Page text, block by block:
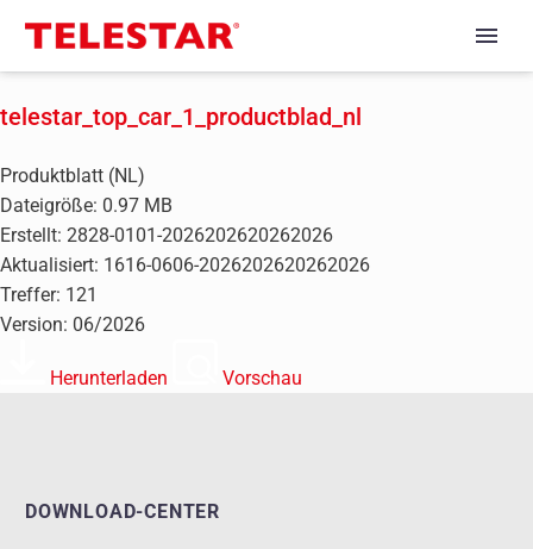
telestar_top_car_1_productblad_nl
Produktblatt (NL)
Dateigröße: 0.97 MB
Erstellt: 2828-0101-2026202620262026
Aktualisiert: 1616-0606-2026202620262026
Treffer: 121
Version: 06/2026
Herunterladen Vorschau
DOWNLOAD-CENTER